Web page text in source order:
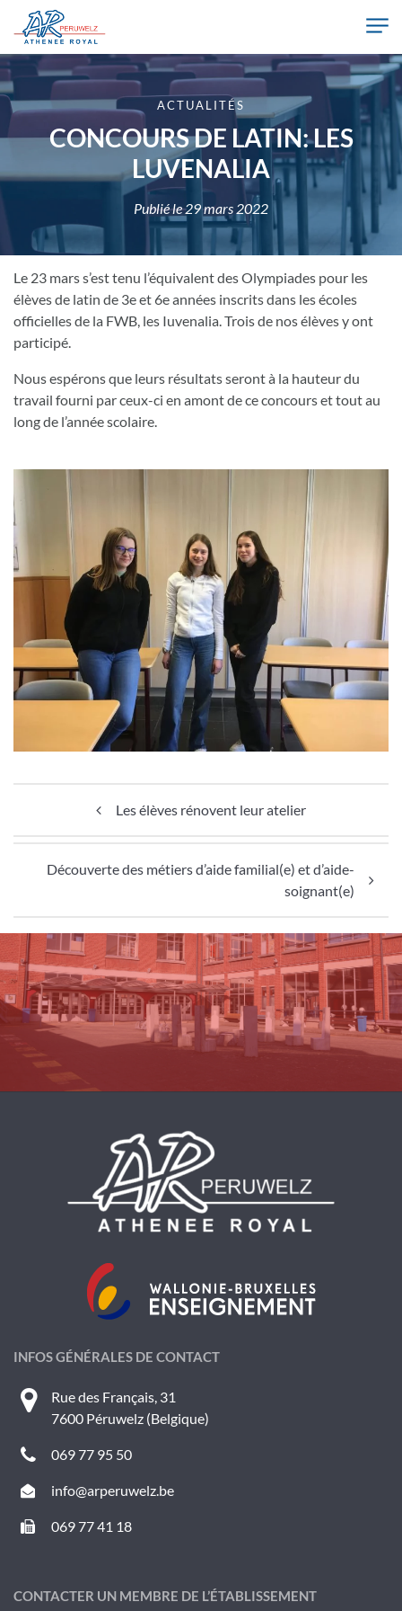
Skip to main content
Athénée Royal de Péruwelz
ACTUALITÉS
CONCOURS DE LATIN: LES
LUVENALIA
Publié le29 mars 2022
Le 23 mars s’est tenu l’équivalent des Olympiades pour les
élèves de latin de 3e et 6e années inscrits dans les écoles
officielles de la FWB, les Iuvenalia. Trois de nos élèves y ont
participé.
Nous espérons que leurs résultats seront à la hauteur du
travail fourni par ceux-ci en amont de ce concours et tout au
long de l’année scolaire.
Les élèves rénovent leur atelier
Découverte des métiers d’aide familial(e) et d’aide-
soignant(e)
INFOS GÉNÉRALES DE CONTACT
Rue des Français, 31
7600 Péruwelz (Belgique)
069 77 95 50
info@arperuwelz.be
069 77 41 18
CONTACTER UN MEMBRE DE L’ÉTABLISSEMENT